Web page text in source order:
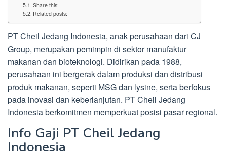
Share this:
Related posts:
PT Cheil Jedang Indonesia, anak perusahaan dari CJ
Group, merupakan pemimpin di sektor manufaktur
makanan dan bioteknologi. Didirikan pada 1988,
perusahaan ini bergerak dalam produksi dan distribusi
produk makanan, seperti MSG dan lysine, serta berfokus
pada inovasi dan keberlanjutan. PT Cheil Jedang
Indonesia berkomitmen memperkuat posisi pasar regional.
Info Gaji PT Cheil Jedang
Indonesia